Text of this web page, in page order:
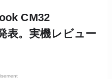
CM32
表。実機レビュー